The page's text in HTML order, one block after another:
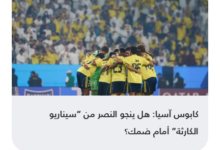
كابوس آسيا: هل ينجو النصر من “سيناريو
الكارثة” أمام ضمك؟